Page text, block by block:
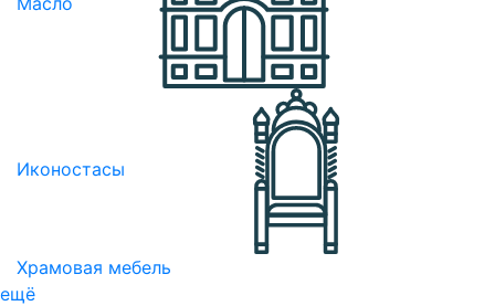
Иконостасы
Храмовая мебель
ещё